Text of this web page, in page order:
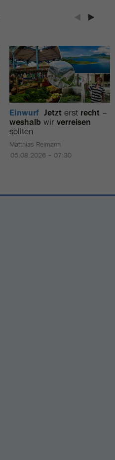
Einwurf Jetzt erst recht –
weshalb wir verreisen
sollten
Matthias Reimann
05.08.2026 – 07:30